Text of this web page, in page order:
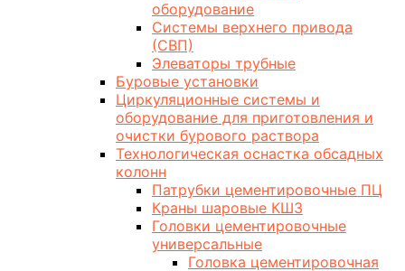
оборудование
Системы верхнего привода
(СВП)
Элеваторы трубные
Буровые установки
Циркуляционные системы и
оборудование для приготовления и
очистки бурового раствора
Технологическая оснастка обсадных
колонн
Патрубки цементировочные ПЦ
Краны шаровые КШЗ
Головки цементировочные
универсальные
Головка цементировочная